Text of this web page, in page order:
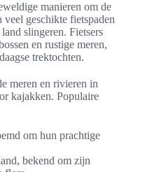
manieren om de
geschikte fietspaden
slingeren. Fietsers
en rustige meren,
trektochten.
meren en rivieren in
kajakken. Populaire
om hun prachtige
bekend om zijn